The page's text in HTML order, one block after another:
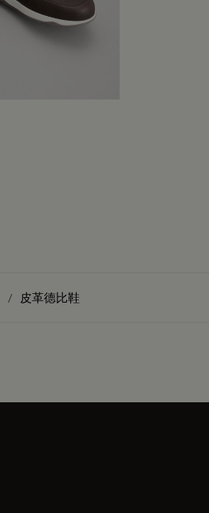
皮革德比鞋